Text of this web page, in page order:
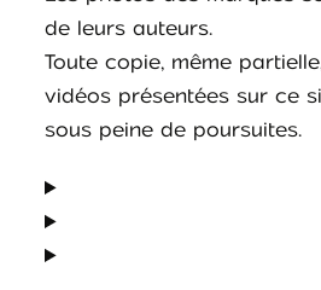
de leurs auteurs.
Toute copie, même
vidéos présentées sur ce
sous peine de poursuites.